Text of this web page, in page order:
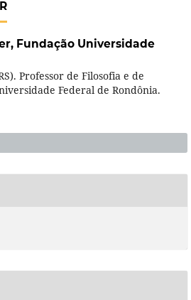
Fundação Universidade
Professor de Filosofia e de
Federal de Rondônia.